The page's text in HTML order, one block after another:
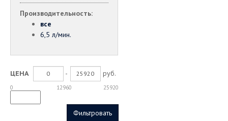
Производительность:
все
6,5 л/мин.
ЦЕНА - руб.
0 12960 25920